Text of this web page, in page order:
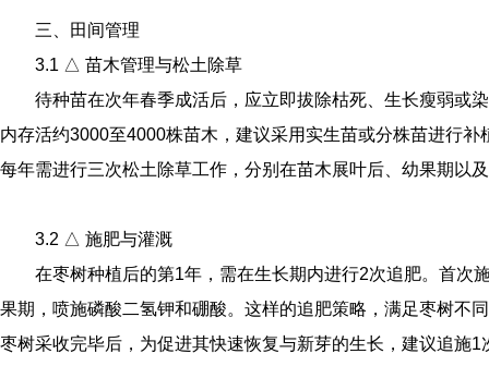
三、田间管理
3.1 △ 苗木管理与松土除草
待种苗在次年春季成活后，应立即拔除枯死、生长瘦弱或
内存活约3000至4000株苗木，建议采用实生苗或分株苗进行
每年需进行三次松土除草工作，分别在苗木展叶后、幼果期以
3.2 △ 施肥与灌溉
在枣树种植后的第1年，需在生长期内进行2次追肥。首次
果期，喷施磷酸二氢钾和硼酸。这样的追肥策略，满足枣树不
枣树采收完毕后，为促进其快速恢复与新芽的生长，建议追施